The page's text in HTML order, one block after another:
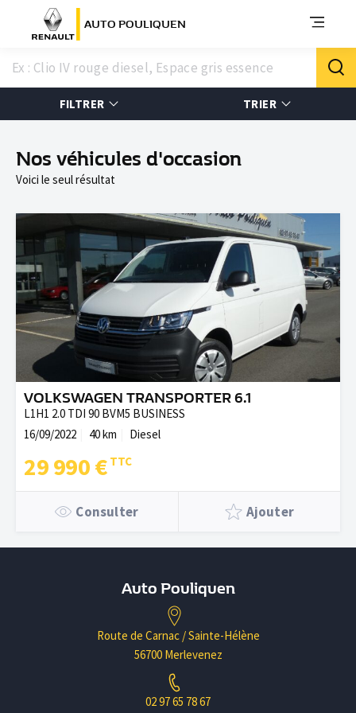
AUTO POULIQUEN
FILTRER TRIER
Nos véhicules d'occasion
Voici le seul résultat
VOLKSWAGEN TRANSPORTER 6.1
L1H1 2.0 TDI 90 BVM5 BUSINESS
16/09/2022
40 km Diesel
29 990 €
Consulter Ajouter
Auto Pouliquen
Route de Carnac / Sainte-Hélène
56700 Merlevenez
02 97 65 78 67